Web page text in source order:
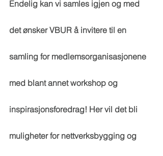
Endelig kan vi samles igjen og med
det ønsker VBUR å invitere til en
samling for medlemsorganisasjonene
med blant annet workshop og
inspirasjonsforedrag! Her vil det bli
muligheter for nettverksbygging og